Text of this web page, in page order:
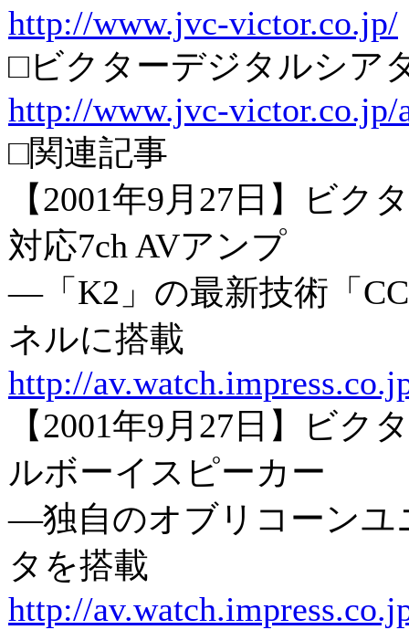
http://www.jvc-victor.co.jp/
□ビクターデジタルシア
http://www.jvc-victor.co.jp/
□関連記事
【2001年9月27日】ビク
対応7ch AVアンプ
―「K2」の最新技術「
ネルに搭載
http://
【2001年9月27日】ビク
ルボーイスピーカー
―独自のオブリコーンユ
タを搭載
http://